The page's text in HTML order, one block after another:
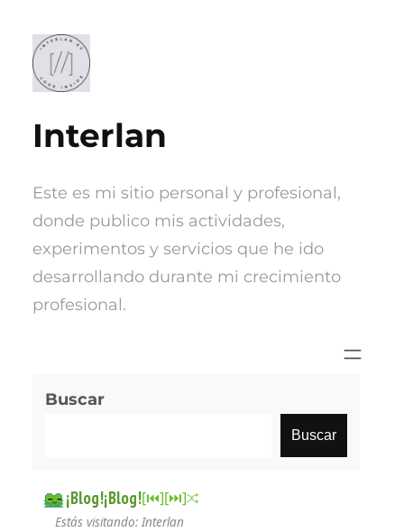
contenido
Interlan
Este es mi sitio personal y profesional,
donde publico mis actividades,
experimentos y servicios que he ido
desarrollando durante mi crecimiento
profesional.
Buscar
Buscar
¡Blog!¡Blog![⏮︎][⏭︎]
Estás visitando: Interlan